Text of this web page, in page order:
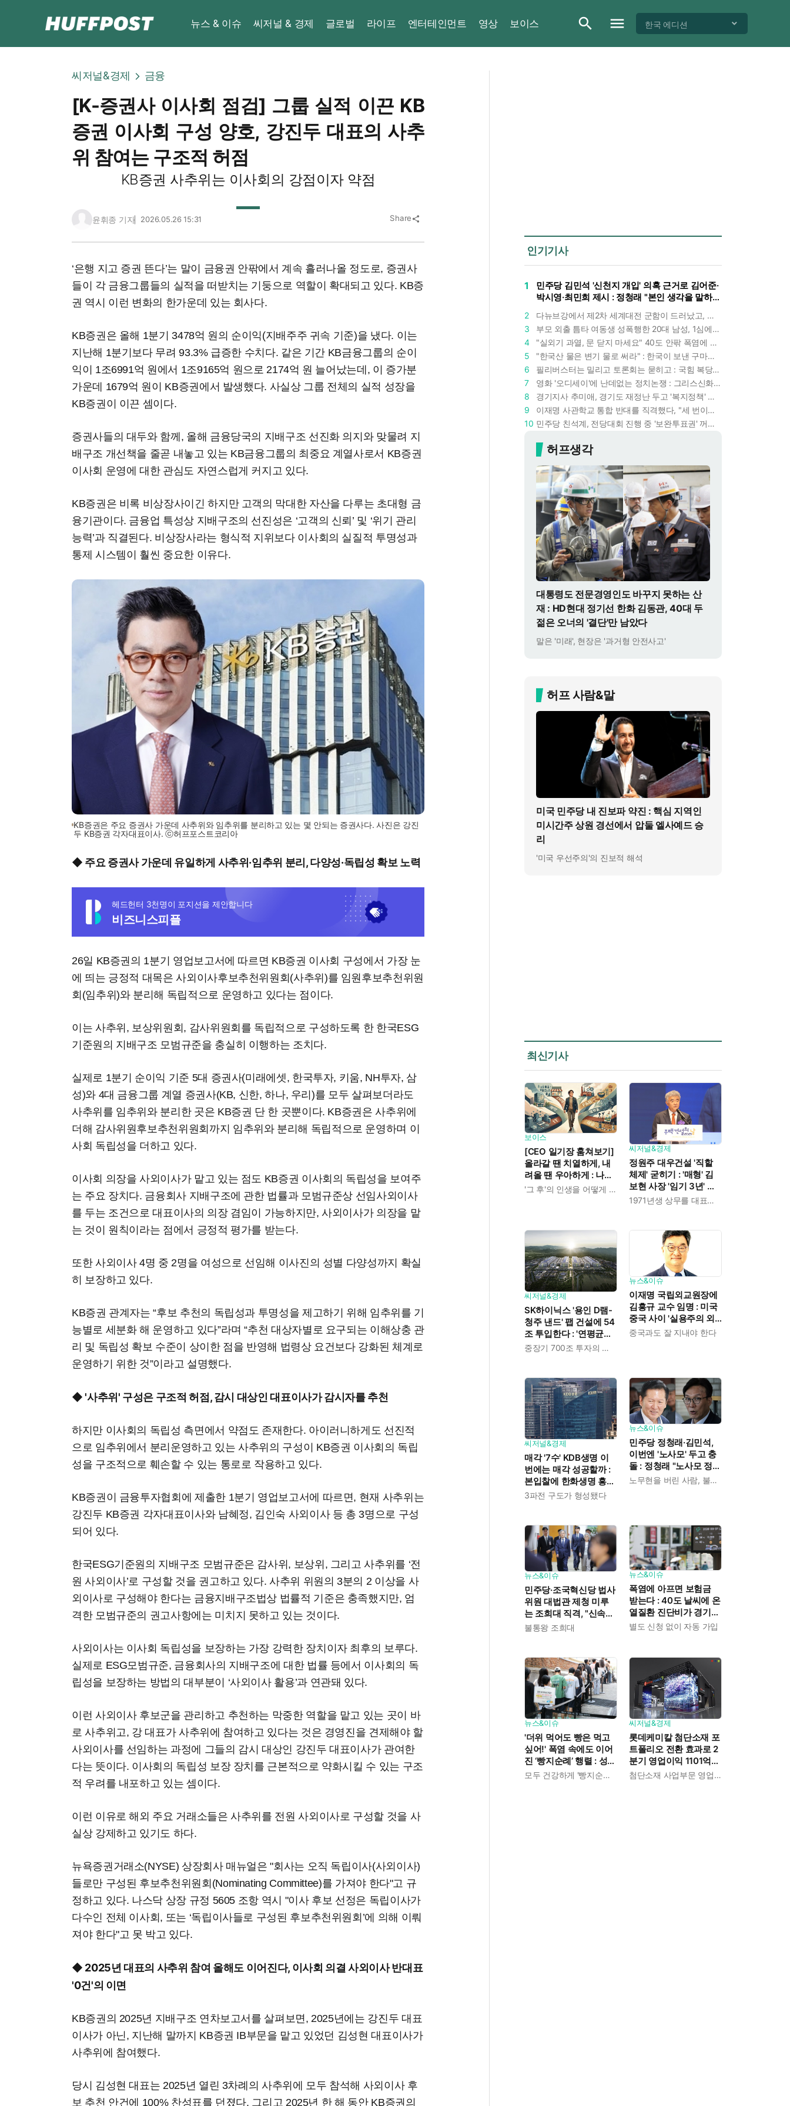
뉴스 & 이슈 씨저널 & 경제 글로벌 라이프 엔터테인먼트 영상 보이스 한국 에디션
씨저널&경제 금융
[K-증권사 이사회 점검] 그룹 실적 이끈 KB
증권 이사회 구성 양호, 강진두 대표의 사추
위 참여는 구조적 허점
KB증권 사추위는 이사회의 강점이자 약점
윤휘종 기자 2026.05.26 15:31 Share share
‘은행 지고 증권 뜬다’는 말이 금융권 안팎에서 계속 흘러나올 정도로, 증권사
들이 각 금융그룹들의 실적을 떠받치는 기둥으로 역할이 확대되고 있다. KB증
권 역시 이런 변화의 한가운데 있는 회사다.
KB증권은 올해 1분기 3478억 원의 순이익(지배주주 귀속 기준)을 냈다. 이는
지난해 1분기보다 무려 93.3% 급증한 수치다. 같은 기간 KB금융그룹의 순이
익이 1조6991억 원에서 1조9165억 원으로 2174억 원 늘어났는데, 이 증가분
가운데 1679억 원이 KB증권에서 발생했다. 사실상 그룹 전체의 실적 성장을
KB증권이 이끈 셈이다.
증권사들의 대두와 함께, 올해 금융당국의 지배구조 선진화 의지와 맞물려 지
배구조 개선책을 줄곧 내놓고 있는 KB금융그룹의 최중요 계열사로서 KB증권
이사회 운영에 대한 관심도 자연스럽게 커지고 있다.
KB증권은 비록 비상장사이긴 하지만 고객의 막대한 자산을 다루는 초대형 금
융기관이다. 금융업 특성상 지배구조의 선진성은 ‘고객의 신뢰’ 및 ‘위기 관리
능력’과 직결된다. 비상장사라는 형식적 지위보다 이사회의 실질적 투명성과
통제 시스템이 훨씬 중요한 이유다.
KB증권은 주요 증권사 가운데 사추위와 임추위를 분리하고 있는 몇 안되는 증권사다. 사진은 강진
두 KB증권 각자대표이사. ⓒ허프포스트코리아
◆ 주요 증권사 가운데 유일하게 사추위·임추위 분리, 다양성·독립성 확보 노력
헤드헌터 3천명이 포지션을 제안합니다
비즈니스피플
26일 KB증권의 1분기 영업보고서에 따르면 KB증권 이사회 구성에서 가장 눈
에 띄는 긍정적 대목은 사외이사후보추천위원회(사추위)를 임원후보추천위원
회(임추위)와 분리해 독립적으로 운영하고 있다는 점이다.
이는 사추위, 보상위원회, 감사위원회를 독립적으로 구성하도록 한 한국ESG
기준원의 지배구조 모범규준을 충실히 이행하는 조치다.
실제로 1분기 순이익 기준 5대 증권사(미래에셋, 한국투자, 키움, NH투자, 삼
성)와 4대 금융그룹 계열 증권사(KB, 신한, 하나, 우리)를 모두 살펴보더라도
사추위를 임추위와 분리한 곳은 KB증권 단 한 곳뿐이다. KB증권은 사추위에
더해 감사위원후보추천위원회까지 임추위와 분리해 독립적으로 운영하며 이
사회 독립성을 더하고 있다.
이사회 의장을 사외이사가 맡고 있는 점도 KB증권 이사회의 독립성을 보여주
는 주요 장치다. 금융회사 지배구조에 관한 법률과 모범규준상 선임사외이사
를 두는 조건으로 대표이사의 의장 겸임이 가능하지만, 사외이사가 의장을 맡
는 것이 원칙이라는 점에서 긍정적 평가를 받는다.
또한 사외이사 4명 중 2명을 여성으로 선임해 이사진의 성별 다양성까지 확실
히 보장하고 있다.
KB증권 관계자는 “후보 추천의 독립성과 투명성을 제고하기 위해 임추위를 기
능별로 세분화 해 운영하고 있다”라며 “추천 대상자별로 요구되는 이해상충 관
리 및 독립성 확보 수준이 상이한 점을 반영해 법령상 요건보다 강화된 체계로
운영하기 위한 것”이라고 설명했다.
◆ '사추위' 구성은 구조적 허점, 감시 대상인 대표이사가 감시자를 추천
하지만 이사회의 독립성 측면에서 약점도 존재한다. 아이러니하게도 선진적
으로 임추위에서 분리운영하고 있는 사추위의 구성이 KB증권 이사회의 독립
성을 구조적으로 훼손할 수 있는 통로로 작용하고 있다.
KB증권이 금융투자협회에 제출한 1분기 영업보고서에 따르면, 현재 사추위는
강진두 KB증권 각자대표이사와 남혜정, 김인숙 사외이사 등 총 3명으로 구성
되어 있다.
한국ESG기준원의 지배구조 모범규준은 감사위, 보상위, 그리고 사추위를 ‘전
원 사외이사’로 구성할 것을 권고하고 있다. 사추위 위원의 3분의 2 이상을 사
외이사로 구성해야 한다는 금융지배구조법상 법률적 기준은 충족했지만, 엄
격한 모범규준의 권고사항에는 미치지 못하고 있는 것이다.
사외이사는 이사회 독립성을 보장하는 가장 강력한 장치이자 최후의 보루다.
실제로 ESG모범규준, 금융회사의 지배구조에 대한 법률 등에서 이사회의 독
립성을 보장하는 방법의 대부분이 ‘사외이사 활용’과 연관돼 있다.
이런 사외이사 후보군을 관리하고 추천하는 막중한 역할을 맡고 있는 곳이 바
로 사추위고, 강 대표가 사추위에 참여하고 있다는 것은 경영진을 견제해야 할
사외이사를 선임하는 과정에 그들의 감시 대상인 강진두 대표이사가 관여한
다는 뜻이다. 이사회의 독립성 보장 장치를 근본적으로 약화시킬 수 있는 구조
적 우려를 내포하고 있는 셈이다.
이런 이유로 해외 주요 거래소들은 사추위를 전원 사외이사로 구성할 것을 사
실상 강제하고 있기도 하다.
뉴욕증권거래소(NYSE) 상장회사 매뉴얼은 "회사는 오직 독립이사(사외이사)
들로만 구성된 후보추천위원회(Nominating Committee)를 가져야 한다"고 규
정하고 있다. 나스닥 상장 규정 5605 조항 역시 "이사 후보 선정은 독립이사가
다수인 전체 이사회, 또는 ‘독립이사들로 구성된 후보추천위원회’에 의해 이뤄
져야 한다"고 못 박고 있다.
◆ 2025년 대표의 사추위 참여 올해도 이어진다, 이사회 의결 사외이사 반대표
'0건'의 이면
KB증권의 2025년 지배구조 연차보고서를 살펴보면, 2025년에는 강진두 대표
이사가 아닌, 지난해 말까지 KB증권 IB부문을 맡고 있었던 김성현 대표이사가
사추위에 참여했다.
당시 김성현 대표는 2025년 열린 3차례의 사추위에 모두 참석해 사외이사 후
보 추천 안건에 100% 찬성표를 던졌다. 그리고 2025년 한 해 동안 KB증권의
인기기사
1
민주당 김민석 '신천지 개입' 의혹 근거로 김어준·
박시영·최민희 제시 : 정청래 "본인 생각을 말하
2
다뉴브강에서 제2차 세계대전 군함이 드러났고, 포항 수돗물은 갑자기 짜졌다 : 폭염·가뭄이 만든 낯선 풍경
3
부모 외출 틈타 여동생 성폭행한 20대 남성, 1심에서 5년형 선고 : 친족 간 '암수범죄'의 심각성
4
"실외기 과열, 문 닫지 마세요" 40도 안팎 폭염에 쉼 없이 도는 에어컨 : 화재 위험 경고등!
5
"한국산 물은 변기 물로 써라" : 한국이 보낸 구마모토 지진 구호품에 한 일본인의 '어처구니 없는' 반응
6
필리버스터는 밀리고 토론회는 묻히고 : 국힘 복당 원하는 한동훈, '검사 정치'의 한계만 드러내나
7
영화 '오디세이'에 난데없는 정치논쟁 : 그리스신화 공간에서 '트럼프 전쟁의 참혹함'이 보인다
8
경기지사 추미애, 경기도 재정난 두고 '복지정책' 탓하는 시선에 정면 반박 : "고령자와 아이 인구 급증"
9
이재명 사관학교 통합 반대를 직격했다, "세 번이나 군사 쿠데타 했는데 압도적 지위"
10
민주당 친석계, 전당대회 진행 중 '보완투표권' 꺼냈다 : '사후 투표 허용' 무리수에 정청래 "투표 쿠데타"
허프생각
대통령도 전문경영인도 바꾸지 못하는 산
재 : HD현대 정기선 한화 김동관, 40대 두
젊은 오너의 '결단'만 남았다
말은 '미래', 현장은 '과거형 안전사고'
허프 사람&말
미국 민주당 내 진보파 약진 : 핵심 지역인
미시간주 상원 경선에서 압둘 엘사예드 승
리
'미국 우선주의'의 진보적 해석
최신기사
보이스
[CEO 일기장 훔쳐보기]
올라갈 땐 치열하게, 내
려올 땐 우아하게 : 나만
의 커리어 설계법
'그 후'의 인생을 어떻게 살 것인가
씨저널&경제
정원주 대우건설 '직할
체제' 굳히기 : '매형' 김
보현 사장 '임기 3년' 받
고 4개월 만에 물러났다
1971년생 상무를 대표이사로 발탁
씨저널&경제
SK하이닉스 '용인 D램-
청주 낸드' 팹 건설에 54
조 투입한다 : '연평균
19% 성장' 메모리 수요중장기 700조 투자의 단계적 이행
뉴스&이슈
이재명 국립외교원장에
김흥규 교수 임명 : 미국
중국 사이 '실용주의 외
교론' 강조한 인물이다
중국과도 잘 지내야 한다
씨저널&경제
매각 '7수' KDB생명 이
번에는 매각 성공할까 :
본입찰에 한화생명 흥국
생명 한국금융지주 최종
3파전 구도가 형성됐다
뉴스&이슈
민주당 정청래·김민석,
이번엔 '노사모' 두고 충
돌 : 정청래 "노사모 정신
으로 승리" vs 김민석 측노무현을 버린 사람, 불편하겠지
뉴스&이슈
민주당·조국혁신당 법사
위원 대법관 제청 미루
는 조희대 직격, "신속한
재판 약속도 저버려"
불통왕 조희대
뉴스&이슈
폭염에 아프면 보험금
받는다 : 40도 날씨에 온
열질환 진단비가 경기도
민에게 주어진다
별도 신청 없이 자동 가입
뉴스&이슈
'더위 먹어도 빵은 먹고
싶어!' 폭염 속에도 이어
진 ‘빵지순례’ 행렬 : 성심
당이 대기 손님 위해 준모두 건강하게 '빵지순례' 마치시길.
씨저널&경제
롯데케미칼 첨단소재 포
트폴리오 전환 효과로 2
분기 영업이익 1101억
흑자전환 : 대산·여수 사첨단소재 사업부문 영업이익 1325억 원